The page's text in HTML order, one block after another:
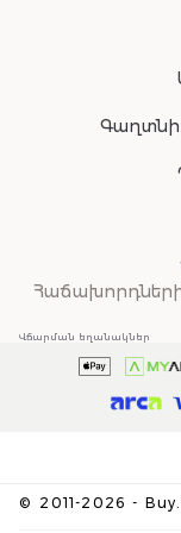
© 2011-2026 -
Վճարման եղանակներ